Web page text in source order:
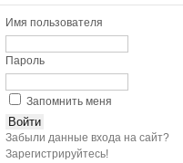
Имя пользователя
Пароль
Запомнить меня
Забыли данные входа на сайт?
Зарегистрируйтесь!